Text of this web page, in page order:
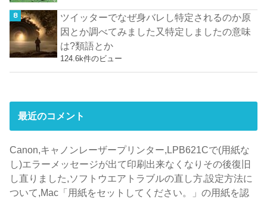
ツイッターでなぜ身バレし特定されるのか原
因とか調べてみました又特定しましたの意味
は?類語とか
124.6k件のビュー
最近のコメント
Canon,キャノンレーザープリンター,LPB621Cで(用紙な
し)エラーメッセージが出て印刷出来なくなりその後復旧
し直りました,ソフトウエアトラブルの直し方,設定方法に
ついて,Mac「用紙をセットしてください。」の用紙を認